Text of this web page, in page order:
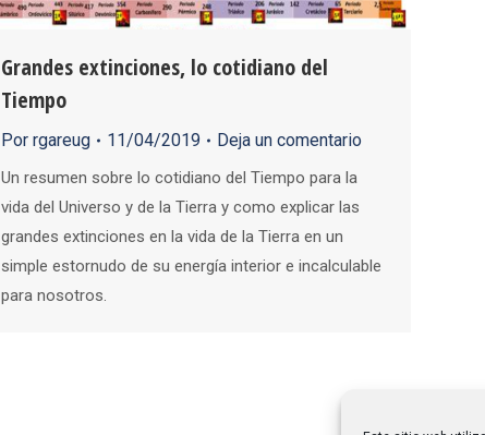
Grandes extinciones, lo cotidiano del
Tiempo
Por rgareug 11/04/2019 Deja un comentario
Un resumen sobre lo cotidiano del Tiempo para la
vida del Universo y de la Tierra y como explicar las
grandes extinciones en la vida de la Tierra en un
simple estornudo de su energía interior e incalculable
para nosotros.